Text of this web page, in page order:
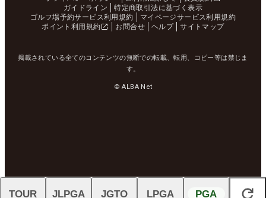
ガイドライン
特定商取引法に基づく表示
ゴルフ場予約サービス利用規約
マイページサービス利用規約
ポイント利用規約
お問合せ ヘルプ サイトマップ
掲載されている全てのコンテンツの無断での転載、転用、コピー等は禁じま
す。
© ALBA Net
閉じる
TOUR JLPGA JGTO LPGA PGA